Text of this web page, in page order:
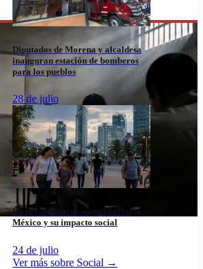
Diputados de Morena y alcaldesa
inauguran estación de bomberos
para los pueblos
28 de julio
La percepción de seguridad en
México y su impacto social
24 de julio
Ver más sobre Social →